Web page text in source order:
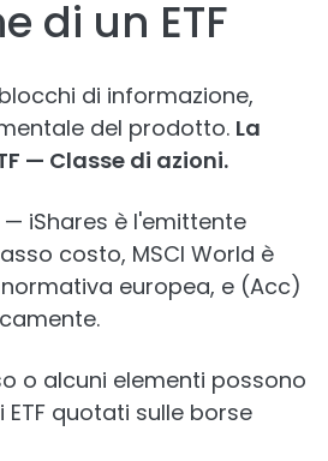
di un ETF
di informazione,
del prodotto. La
— Classe di azioni.
— iShares è l'emittente
costo, MSCI World è
europea, e (Acc)
o alcuni elementi possono
quotati sulle borse